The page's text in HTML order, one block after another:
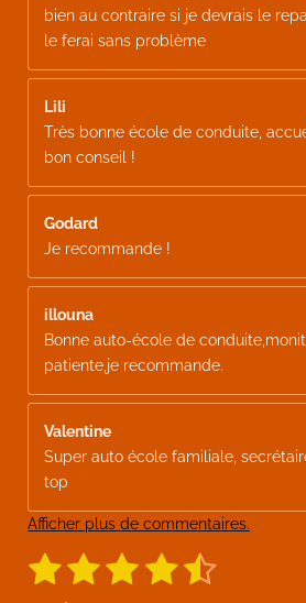
bien au contraire si je devrais le
le ferai sans problème
Lili
Très bonne école de conduite,
bon conseil !
Godard
Je recommande !
illouna
Bonne auto-école de
patiente,je recommande.
Valentine
Super auto école familiale,
top
Afficher plus de commentaires.
É
1
2 3 4 5
E